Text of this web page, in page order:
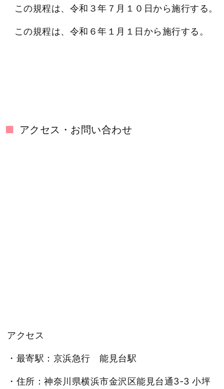
この規程は、令和３年７月１０日から施行する。
この規程は、令和６年１月１日から施行する。
アクセス・お問い合わせ
アクセス
・最寄駅：京浜急行 能見台駅
・住所：神奈川県横浜市金沢区能見台通3-3 小坪